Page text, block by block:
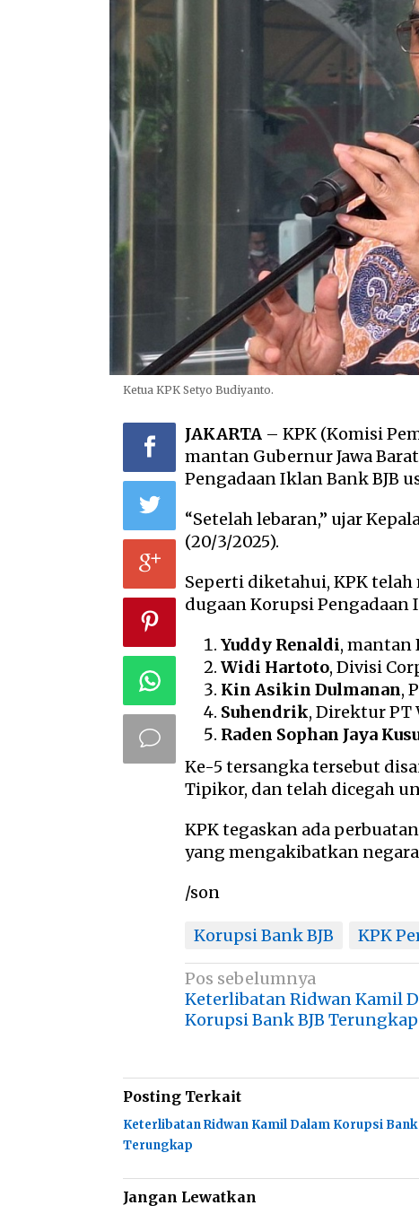
Ketua KPK Setyo Budiyanto.
JAKARTA – KPK (Komisi
mantan Gubernur Jawa
Pengadaan Iklan Bank BJB
“Setelah lebaran,” ujar
(20/3/2025).
Seperti diketahui, KPK
dugaan Korupsi Pengadaan
Yuddy Renaldi, mantan
Widi Hartoto, Divisi
Kin Asikin Dulmanan,
Suhendrik, Direktur PT
Raden Sophan Jaya
Ke-5 tersangka tersebut
Tipikor, dan telah dicegah
KPK tegaskan ada
yang mengakibatkan
/son
Korupsi Bank BJB KPK
Navigasi
pos
Pos sebelumnya
Keterlibatan Ridwan Kamil
Korupsi Bank BJB Terungkap
Posting Terkait
Keterlibatan Ridwan Kamil Dalam Korupsi Bank
Terungkap
Jangan Lewatkan